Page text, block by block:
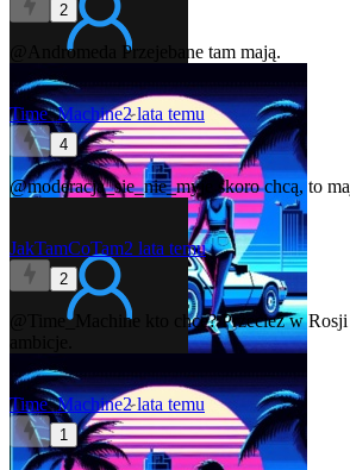
2
@Andromeda Przejebane tam mają.
Time_Machine2 lata temu
4
@moderacja_sie_nie_myje skoro chcą, to
JakTamCoTam2 lata temu
2
@Time_Machine
kto chce? Przecież w
Time_Machine2 lata temu
1